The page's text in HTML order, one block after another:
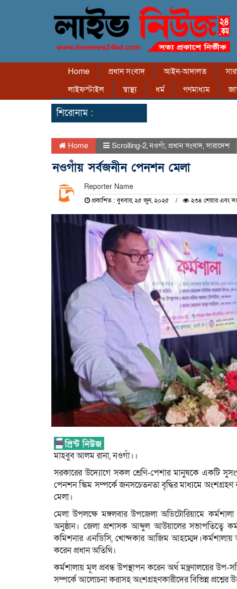
Home প্রধান সংবাদ আইন-আদালত
লাইফস্টাইল
স্বাস্থ্য ধর্ম গণমাধ্যম
শিরোনাম :
Home Scrolling-2,নওগাঁ, প্রধান সংবাদ,সারাদেশ
নওগাঁয় সর্বজনীন পেনশন মেলা
Reporter Name
প্রকাশিত : বুধবার, ২৫ জুন, ২০২৫ ২৩৪ শেয়ার এবং
মাহবুব আলম রানা, নওগাঁ।।
সরকারের উদ্যোগে সকল শ্রেণি-পেশার মানুষকে একটি
পেনশন স্কিম সম্পর্কে জনসচেতনতা বৃদ্ধির মাধ্যমে
মেলা।
মেলা উপলক্ষে মঙ্গলবার উপজেলা অডিটোরিয়ামে
অনুষ্ঠান। জেলা প্রশাসক আব্দুল আউয়ালের সভাপতিত্বে
কমিশনার এনডিসি, খোন্দকার আজিম আহম্মেদ।কর্মশালায়
করেন প্রধান অতিথি।
কর্মশালায় মূল প্রবন্ধ উপস্থাপন করেন অর্থ মন্ত্রণালয়ের উপ-
সম্পর্কে আলোচনা করাসহ অংশগ্রহণকারীদের বিভিন্ন প্রশ্নের